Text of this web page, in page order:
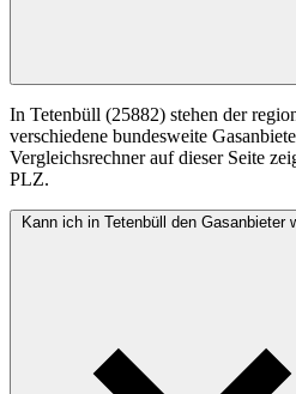
In Tetenbüll (25882) stehen der
verschiedene bundesweite
Vergleichsrechner auf dieser Seite
PLZ.
Kann ich in Tetenbüll den Gasanbieter